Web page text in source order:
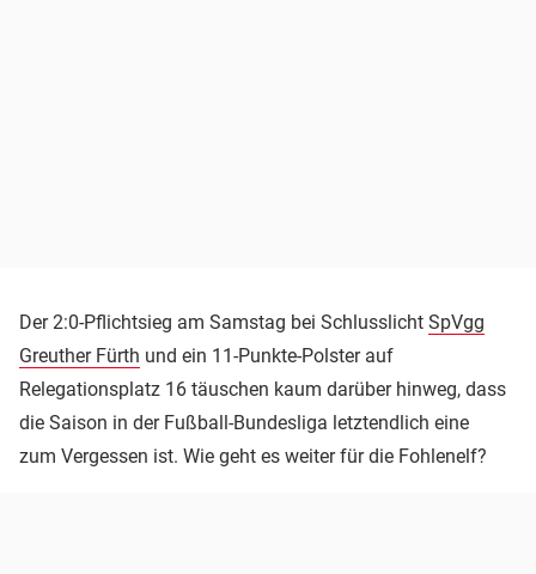
Der 2:0-Pflichtsieg am Samstag bei Schlusslicht SpVgg
Greuther Fürth und ein 11-Punkte-Polster auf
Relegationsplatz 16 täuschen kaum darüber hinweg, dass
die Saison in der Fußball-Bundesliga letztendlich eine
zum Vergessen ist. Wie geht es weiter für die Fohlenelf?